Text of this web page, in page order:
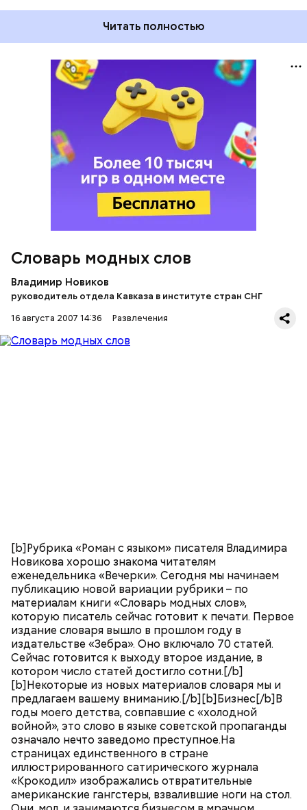
Читать полностью
Словарь модных слов
Владимир Новиков
руководитель отдела Кавказа в институте стран СНГ
16 августа 2007 14:36
Развлечения
[b]Рубрика «Роман с языком» писателя Владимира
Новикова хорошо знакома читателям
еженедельника «Вечерки». Сегодня мы начинаем
публикацию новой вариации рубрики – по
материалам книги «Словарь модных слов»,
которую писатель сейчас готовит к печати. Первое
издание словаря вышло в прошлом году в
издательстве «Зебра». Оно включало 70 статей.
Сейчас готовится к выходу второе издание, в
котором число статей достигло сотни.[/b]
[b]Некоторые из новых материалов словаря мы и
предлагаем вашему вниманию.[/b][b]Бизнес[/b]В
годы моего детства, совпавшие с «холодной
войной», это слово в языке советской пропаганды
означало нечто заведомо преступное.На
страницах единственного в стране
иллюстрированного сатирического журнала
«Крокодил» изображались отвратительные
американские гангстеры, взвалившие ноги на стол.